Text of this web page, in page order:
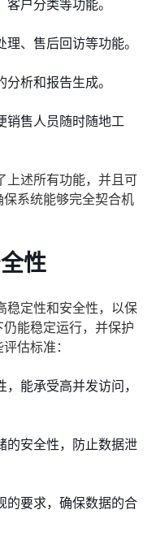
户分类等功能。
、售后回访等功能。
析和报告生成。
销售人员随时随地工
上述所有功能，并且可
系统能够完全契合机
性
稳定性和安全性，以保
能稳定运行，并保护
估标准：
能承受高并发访问，
的安全性，防止数据泄
的要求，确保数据的合